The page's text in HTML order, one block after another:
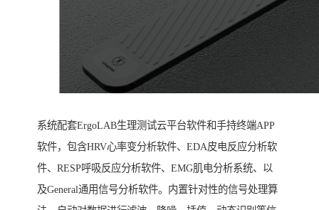
系统配套ErgoLAB生理测试云平台软件和手持终端APP
软件，包含HRV心率变分析软件、EDA皮电反应分析软
件、RESP呼吸反应分析软件、EMG肌电分析系统、以
及General通用信号分析软件。内置针对性的信号处理算